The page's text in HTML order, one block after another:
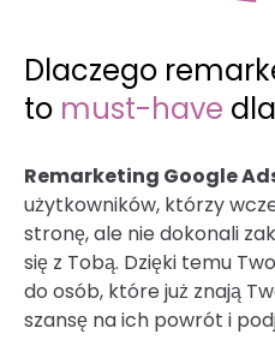
Dlaczego
to must-have
Remarketing Google
użytkowników, którzy
stronę, ale nie dokonali
się z Tobą. Dzięki temu
do osób, które już znają
szansę na ich powrót i